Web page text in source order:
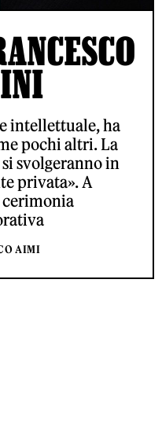
intellettuale, ha
pochi altri. La
svolgeranno in
privata». A
AIMI